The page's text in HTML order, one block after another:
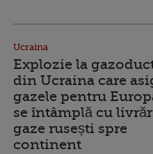
Ucraina
Explozie la
din Ucraina care
gazele pentru
se întâmplă cu
gaze rusești spre
continent